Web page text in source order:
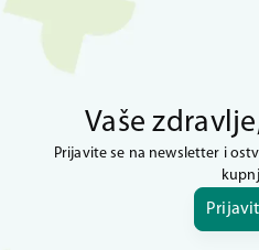
Vaše
Prijavite se na newsletter i